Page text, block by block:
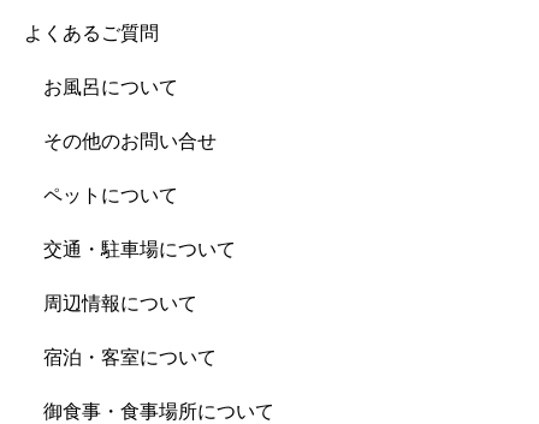
よくあるご質問
お風呂について
その他のお問い合せ
ペットについて
交通・駐車場について
周辺情報について
宿泊・客室について
御食事・食事場所について